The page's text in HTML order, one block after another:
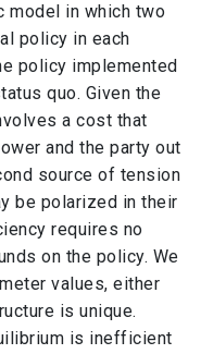
model in which two
policy in each
policy implemented
quo. Given the
a cost that
and the party out
source of tension
be polarized in their
requires no
on the policy. We
values, either
is unique.
is inefficient